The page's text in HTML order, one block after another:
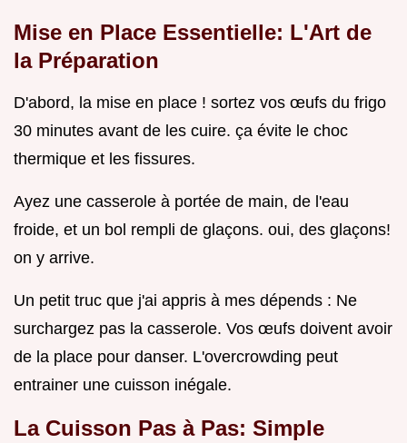
Mise en Place Essentielle: L'Art de
la Préparation
D'abord, la mise en place ! sortez vos œufs du frigo
30 minutes avant de les cuire. ça évite le choc
thermique et les fissures.
Ayez une casserole à portée de main, de l'eau
froide, et un bol rempli de glaçons. oui, des glaçons!
on y arrive.
Un petit truc que j'ai appris à mes dépends : Ne
surchargez pas la casserole. Vos œufs doivent avoir
de la place pour danser. L'overcrowding peut
entrainer une cuisson inégale.
La Cuisson Pas à Pas: Simple